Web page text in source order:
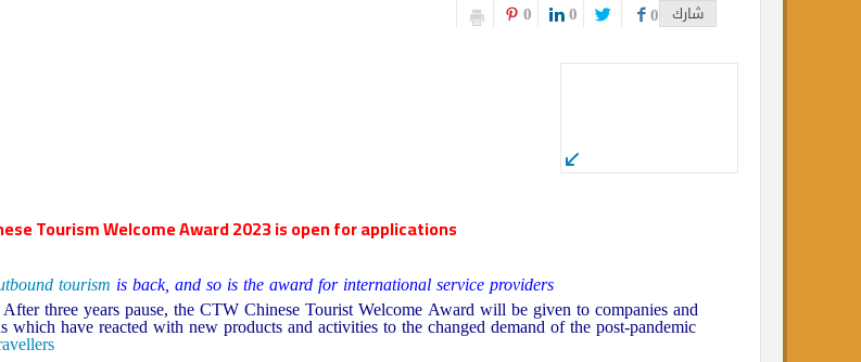
0
0
CTW Chinese Tourism Welcome Award 2023 is open for applications.
Chineseoutbound tourismis back, and so is the award for international service providers
Hamburg- After three years pause, the CTW Chinese Tourist Welcome Award will be given to companies and
destinations which have reacted with new products and activities to the changed demand of the post-pandemic
Chinese travellers
.